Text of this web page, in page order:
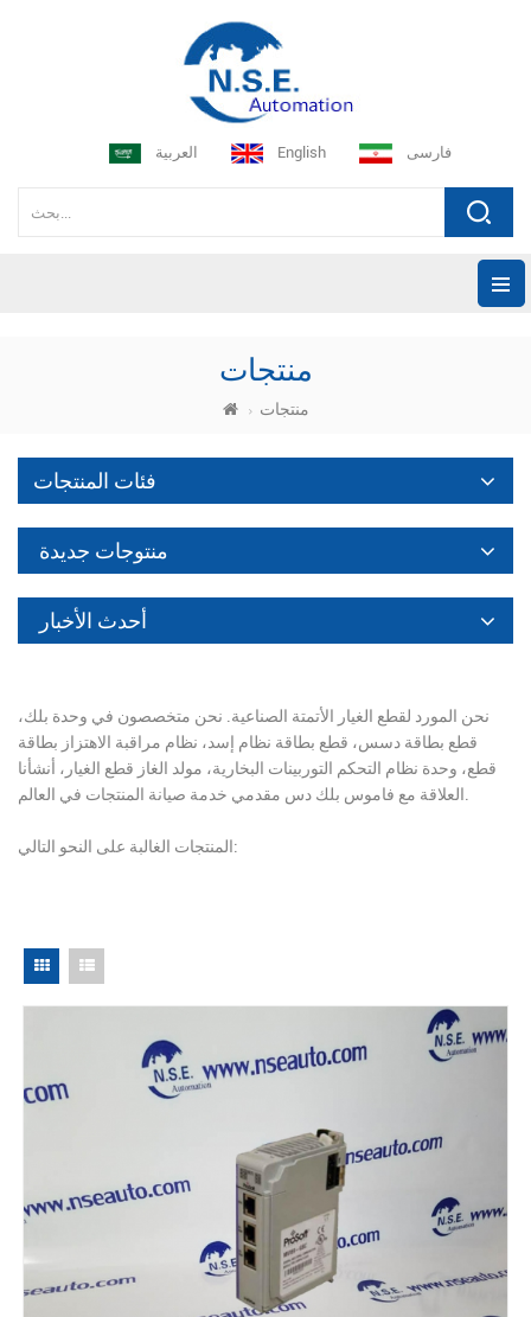
العربية English فارسی
منتجات
منتجات
فئات المنتجات
منتوجات جديدة
أحدث الأخبار
نحن المورد لقطع الغيار الأتمتة الصناعية. نحن متخصصون في وحدة بلك،
قطع بطاقة دسس، قطع بطاقة نظام إسد، نظام مراقبة الاهتزاز بطاقة
قطع، وحدة نظام التحكم التوربينات البخارية، مولد الغاز قطع الغيار، أنشأنا
المنتجات الغالبة على النحو التالي: